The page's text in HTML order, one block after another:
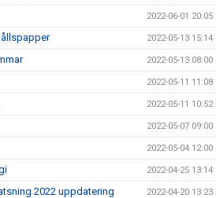
2022-06-01 20:05
2022-05-13 15:14
2022-05-13 08:00
2022-05-11 11:08
2022-05-11 10:52
2022-05-07 09:00
2022-05-04 12:00
2022-04-25 13:14
2022 uppdatering 2022-04-20 13:23